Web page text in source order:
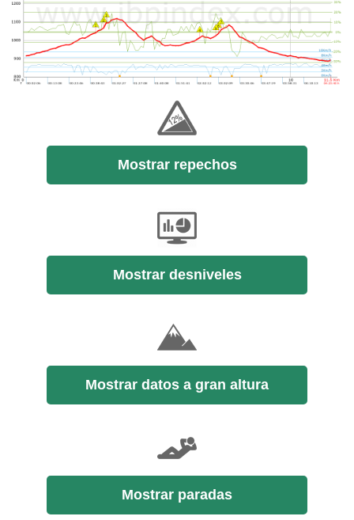
Mostrar repechos
Mostrar desniveles
Mostrar datos a gran altura
Mostrar paradas